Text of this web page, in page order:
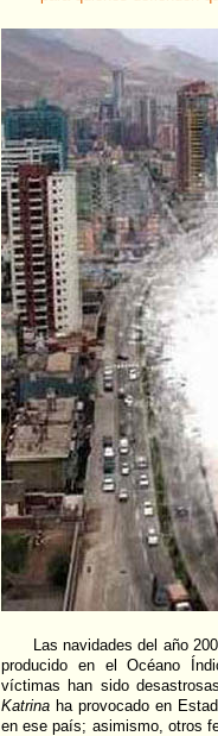
Las navidades del año
producido en el Océano
víctimas han sido
Katrina ha provocado en
en ese país; asimismo, otros